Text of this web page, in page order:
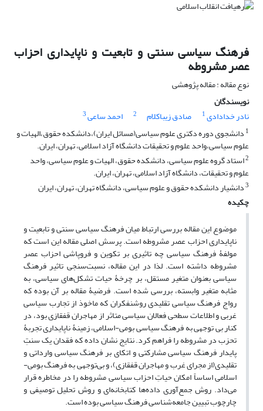
فرهنگ سیاسی سنتی و تابعیت و ناپایداری احزاب
عصر مشروطه
نوع مقاله : مقاله پژوهشی
نویسندگان
نادر خدادادی1 صادق زیباکلام 2 احمد ساعی3
1 دانشجوی دوره دکتری علوم سیاسی(مسائل ایران)،دانشکده حقوق،الهیات و
علوم سیاسی،واحد علوم و تحقیقات دانشگاه آزاد اسلامی، تهران، ایران.
2استاد گروه علوم سیاسی، دانشکده حقوق، الهیات و علوم سیاسی، واحد
علوم و تحقیقات، دانشگاه آزاد اسلامی، تهران، ایران.
3دانشیار دانشکده حقوق و علوم سیاسی، دانشگاه تهران، تهران، ایران
چکیده
موضوع این مقاله بررسی ارتباط میان فرهنگ سیاسی سنتی و تابعیت و
ناپایداری احزاب عصر مشروطه است. پرسش اصلی مقاله این است که
مولفۀ فرهنگ‌ سیاسی چه تاثیری بر تکوین و فروپاشی احزاب عصر
مشروطه داشته است. لذا در این مقاله، نسبت‌سنجی تاثیر فرهنگ
سیاسی بعنوان متغیر مستقل، بر چرخۀ حیات تشکل‌های سیاسی، به
مثابه متغیر وابسته، بررسی شده است. فرضیۀ مقاله بر آن بوده که
رواج فرهنگ سیاسی تقلیدی روشنفکران که ماخوذ از تجارب سیاسی
غربی و اطلاعات سطحی فعالان سیاسی متاثر از مهاجران قفقازی بود، در
کنار بی توجهی به فرهنگ سیاسی بومی-اسلامی، زمینۀ ناپایداری تجربۀ
تحزب در مشروطه را فراهم کرد. نتایج نشان داده که فقدان یک سنتِ
پایدار فرهنگ سیاسی مشارکتی و اتکای بر فرهنگ سیاسی وارداتی و
تقلیدی(از مجرای غرب و مهاجران قفقازی)، و بی‌توجهی به فرهنگ بومی-
اسلامی اساساً امکان حیاتِ احزاب سیاسی مشروطه را در مخاطره قرار
می‌داد. روش جمع‌آوری داده‌ها کتابخانه‌ای و روش تحلیل توصیفی و
چارچوب تبیین جامعه‌شناسی فرهنگ سیاسی بوده است.